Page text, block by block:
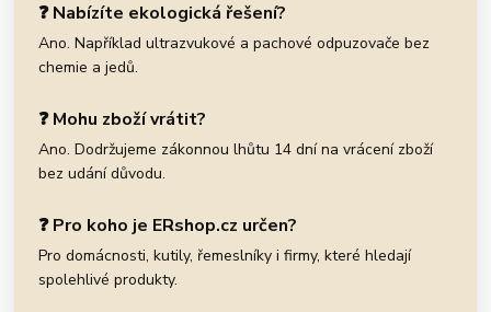
❓ Nabízíte ekologická řešení?
Ano. Například ultrazvukové a pachové odpuzovače bez
chemie a jedů.
❓ Mohu zboží vrátit?
Ano. Dodržujeme zákonnou lhůtu 14 dní na vrácení zboží
bez udání důvodu.
❓ Pro koho je ERshop.cz určen?
Pro domácnosti, kutily, řemeslníky i firmy, které hledají
spolehlivé produkty.